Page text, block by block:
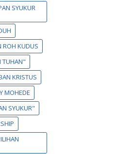
SYUKUR
ROH KUDUS
TUHAN"
KRISTUS
MOHEDE
SYUKUR"